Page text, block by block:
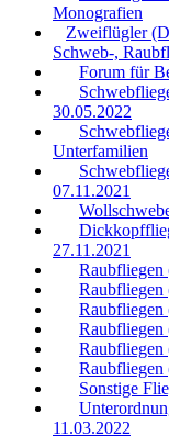
Monografien
Zweiflügler
Schweb-,
Forum für
30.05.2022
Unterfamilien
07.11.2021
27.11.2021
Raubfliegen
Raubfliegen
Raubfliegen
Raubfliegen
Raubfliegen
Raubfliegen
Sonstige
11.03.2022